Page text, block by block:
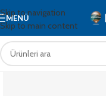
Skip to navigation
Skip to main content
MENÜ